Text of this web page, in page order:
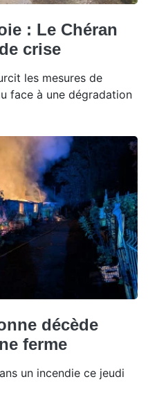
: Le Chéran
crise
les mesures de
face à une dégradation
décède
ferme
un incendie ce jeudi